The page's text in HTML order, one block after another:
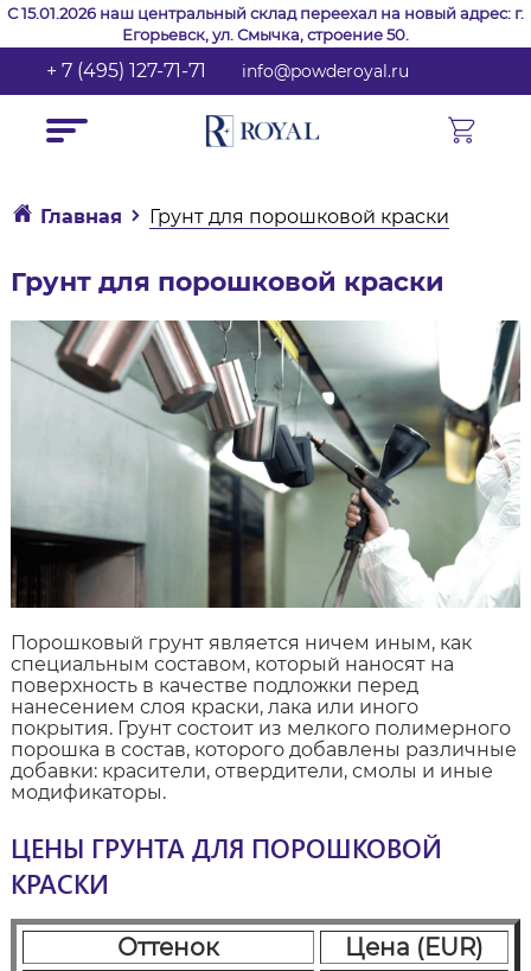
С 15.01.2026 наш центральный склад переехал на новый адрес: г.
Егорьевск, ул. Смычка, строение 50.
+ 7 (495) 127-71-71 info@powderoyal.ru
Главная Грунт для порошковой краски
Грунт для порошковой краски
Порошковый грунт является ничем иным, как
специальным составом, который наносят на
поверхность в качестве подложки перед
нанесением слоя краски, лака или иного
покрытия. Грунт состоит из мелкого полимерного
порошка в состав, которого добавлены различные
добавки: красители, отвердители, смолы и иные
модификаторы.
ЦЕНЫ ГРУНТА ДЛЯ ПОРОШКОВОЙ
КРАСКИ
Оттенок Цена (EUR)